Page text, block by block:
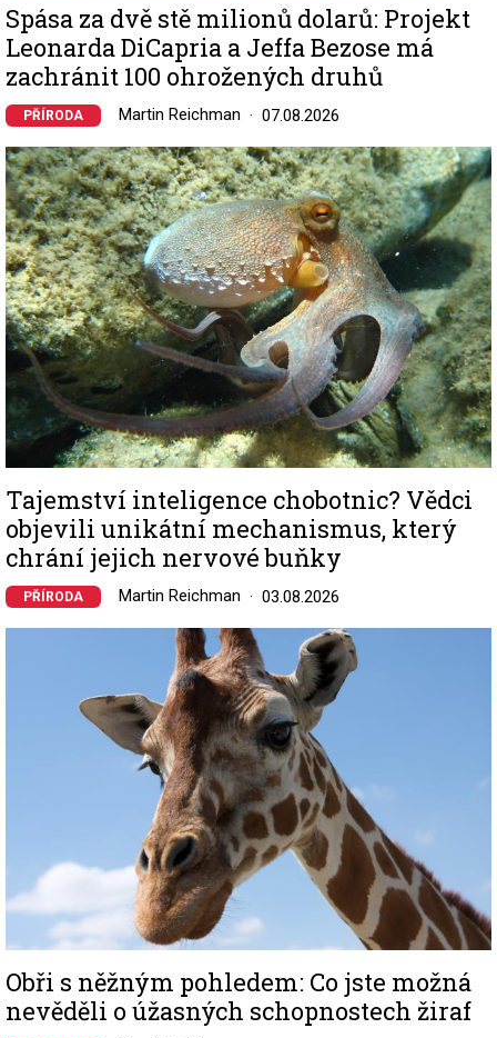
Spása za dvě stě milionů dolarů: Projekt
Leonarda DiCapria a Jeffa Bezose má
zachránit 100 ohrožených druhů
PŘÍRODA Martin Reichman 07.08.2026
Image
Tajemství inteligence chobotnic? Vědci
objevili unikátní mechanismus, který
chrání jejich nervové buňky
PŘÍRODA Martin Reichman 03.08.2026
Obři s něžným pohledem: Co jste možná
nevěděli o úžasných schopnostech žiraf